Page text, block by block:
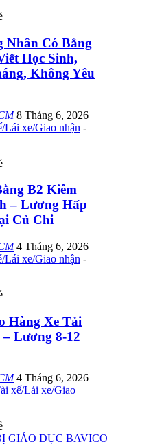
Nhân Có Bằng
Học Sinh,
Không Yêu
8 Tháng 6, 2026
Lái xe/Giao nhận -
B2 Kiêm
– Lương Hấp
Củ Chi
4 Tháng 6, 2026
Lái xe/Giao nhận -
Hàng Xe Tải
Lương 8-12
4 Tháng 6, 2026
xế/Lái xe/Giao